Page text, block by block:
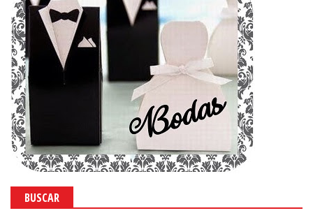
BUSCAR